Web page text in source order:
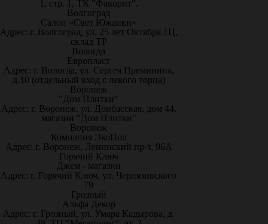
1, стр. 1, ТК "Фаворит".
Волгоград
Салон «Свет Южанки»
Адрес: г. Волгоград, ул. 25 лет Октября 1Ц,
склад ТР
Вологда
Европласт
Адрес: г. Вологда, ул. Сергея Преминина,
д.10 (отдельный вход с левого торца)
Воронеж
"Дом Плитки"
Адрес: г. Воронеж. ул. Донбасская, дом 44,
магазин "Дом Плитки"
Воронеж
Компания ЭкоПол
Адрес: г. Воронеж, Ленинский пр-т, 96А
Горячий Ключ
Джем - магазин
Адрес: г. Горячий Ключ, ул. Черняховского
79
Грозный
Альфа Декор
Адрес: г. Грозный, ул. Умара Кадырова, д.